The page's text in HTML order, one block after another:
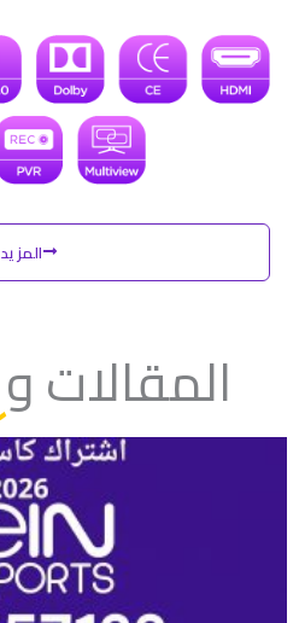
المزيد
المقالات و